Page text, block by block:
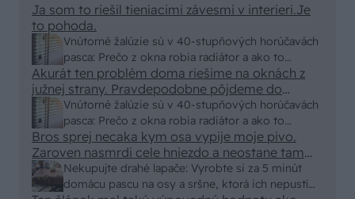
Vnútorné žalúzie sú v 40-stupňových horúčavách
pasca: Prečo z okna robia radiátor a ako to
vyriešiť za pár eur?
Ja som to riešil tieniacimi závesmi v interieri.Je
to pohoda.
Vnútorné žalúzie sú v 40-stupňových horúčavách
pasca: Prečo z okna robia radiátor a ako to
vyriešiť za pár eur?
Akurát ten problém doma riešime na oknách z
južnej strany. Pravdepodobne pôjdeme do
vonkajšieho tienenia na spôsob markízy
250x150cm. Čínsky predajcovia idú okolo 100
eur kus.
Nekupujte drahé lapače: Vyrobte si za 5 minút
domácu pascu na osy a sršne, ktorá ich nepustí
Bros sprej necaka kym osa vypije moje pivo.
Zaroven nasmrdi cele hniezdo a neostane tam
nic zive. Vasa pasca naucinke moc efektivne.
Skor pritiahne slimaky